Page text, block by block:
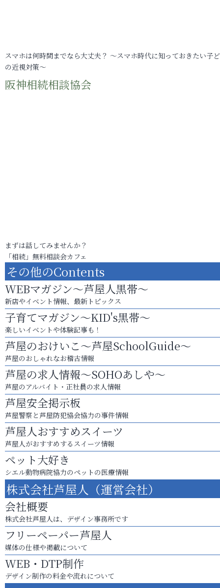
スマホは何時間までなら大丈夫？ ～スマホ時代に知っておきたい子
の近視対策～
阪神相続相談協会
まずは話してみませんか？
「相続」無料相談会カフェ
その他のContents
WEBマガジン～芦屋人黒帯～
新店やイベント情報、最新トピックス
子育てマガジン～KID's黒帯～
楽しいイベントや体験記事も！
芦屋のおけいこ～芦屋SchoolGuide～
芦屋のおしゃれなお稽古情報
芦屋の求人情報～SOHOあしや～
芦屋のアルバイト・正社員の求人情報
芦屋安全掲示板
芦屋警察と芦屋防犯協会協力の事件情報
芦屋人おすすめスイーツ
芦屋人がおすすめするスイーツ情報
ペット大好き
シエル動物病院協力のペットの医療情報
株式会社芦屋人（運営会社）
会社概要
株式会社芦屋人は、デザイン事務所です
フリーペーパー芦屋人
媒体の仕様や掲載について
WEB・DTP制作
デザイン制作の料金や流れについて